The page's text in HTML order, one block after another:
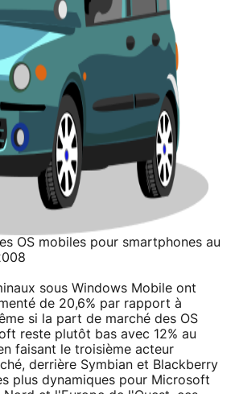
OS mobiles pour smartphones au
sous Windows Mobile ont
de 20,6% par rapport à
si la part de marché des OS
reste plutôt bas avec 12% au
faisant le troisième acteur
derrière Symbian et Blackberry
plus dynamiques pour Microsoft